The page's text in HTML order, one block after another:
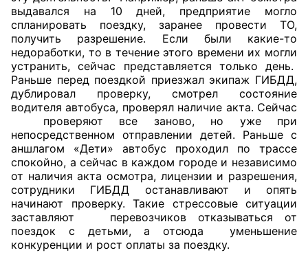
выдавался на 10 дней, предприятие могло
спланировать поездку, заранее провести ТО,
получить разрешение. Если были какие-то
недоработки, то в течение этого времени их могли
устранить, сейчас представляется только день.
Раньше перед поездкой приезжал экипаж ГИБДД,
дублировал проверку, смотрел состояние
водителя автобуса, проверял наличие акта. Сейчас
проверяют все заново, но уже при
непосредственном отправлении детей. Раньше с
аншлагом «Дети» автобус проходил по трассе
спокойно, а сейчас в каждом городе и независимо
от наличия акта осмотра, лицензии и разрешения,
сотрудники ГИБДД останавливают и опять
начинают проверку. Такие стрессовые ситуации
заставляют перевозчиков отказываться от
поездок с детьми, а отсюда уменьшение
конкуренции и рост оплаты за поездку.